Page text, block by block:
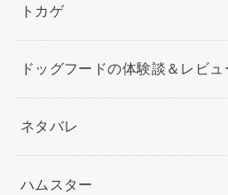
トカゲ
ドッグフードの体験談＆レビュ
ネタバレ
ハムスター